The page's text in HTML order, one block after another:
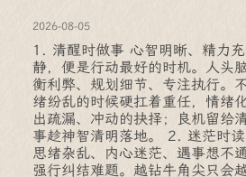
2026-08-05
1. 清醒时做事 心智明晰、精力
静，便是行动最好的时机。人头
衡利弊、规划细节、专注执行。
绪纷乱的时候硬扛着重任，情绪
出疏漏、冲动的抉择；良机留给
事趁神智清明落地。 2. 迷茫时读
思绪杂乱、内心迷茫、遇事想不
强行纠结难题。越钻牛角尖只会